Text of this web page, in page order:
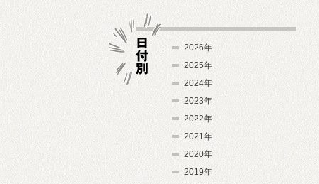
2026年
2025年
2024年
2023年
2022年
2021年
2020年
2019年